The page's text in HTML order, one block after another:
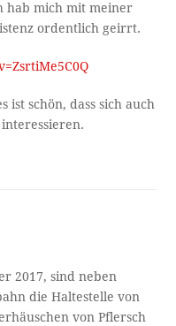
hab mich mit meiner
ordentlich geirrt.
ist schön, dass sich auch
2017, sind neben
die Haltestelle von
von Pflersch